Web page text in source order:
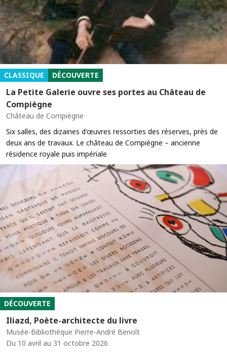
CLASSIQUE DÉCOUVERTE
La Petite Galerie ouvre ses portes au Château de
Compiègne
Château de Compiègne
Six salles, des dizaines d'œuvres ressorties des réserves, près de
deux ans de travaux. Le château de Compiègne – ancienne
résidence royale puis impériale
DÉCOUVERTE
Iliazd, Poète-architecte du livre
Musée-Bibliothèque Pierre-André Benoît
Du 10 avril au 31 octobre 2026